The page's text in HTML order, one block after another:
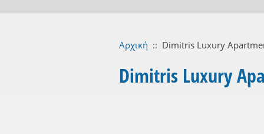
Αρχική :: Dimitris Luxury
Dimitris Luxury